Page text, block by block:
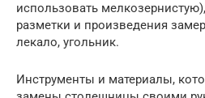
использовать
разметки и произведения
лекало, угольник.
Инструменты и материалы,